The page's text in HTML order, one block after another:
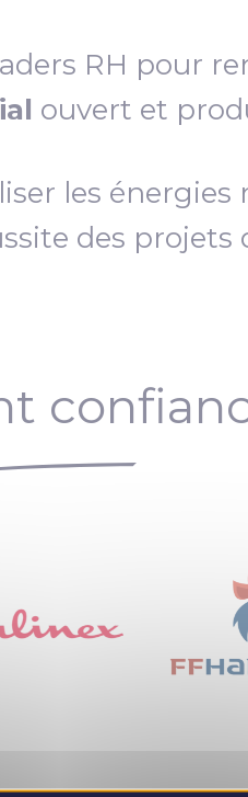
RH pour
ouvert et
les énergies
des projets